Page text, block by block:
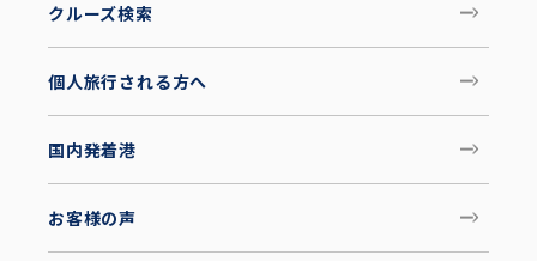
クルーズ検索
個人旅行される方へ
国内発着港
お客様の声